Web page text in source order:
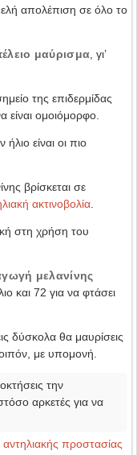
απολέπιση σε όλο το
μαύρισμα , γι’
της επιδερμίδας
ομοιόμορφο.
είναι οι πιο
βρίσκεται σε
ακτινοβολία
στη χρήση του
μελανίνης
και 72 για να φτάσει
δύσκολα θα μαυρίσεις
με υπομονή.
την
αρκετές για να
αντηλιακής προστασίας